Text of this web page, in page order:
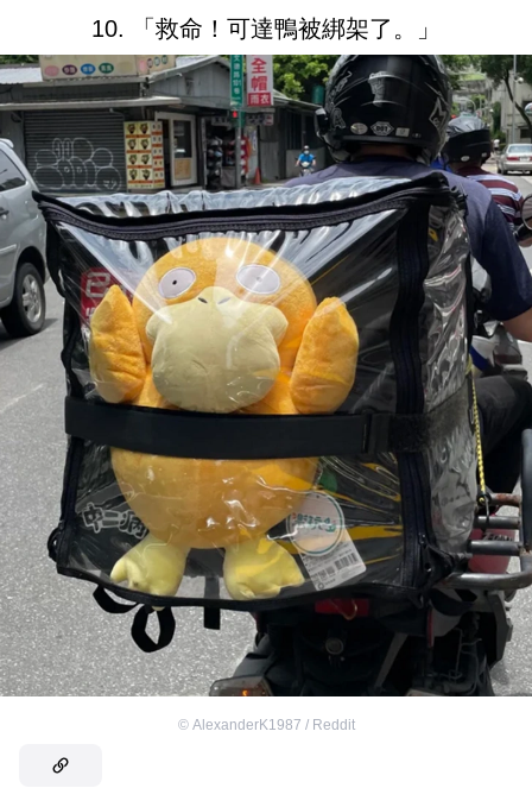
10. 「救命！可達鴨被綁架了。」
© AlexanderK1987 / Reddit